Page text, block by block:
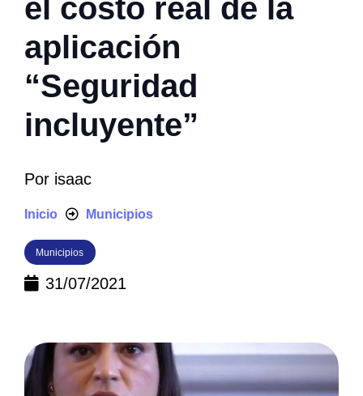
el costo real de la
aplicación
“Seguridad
incluyente”
Por isaac
Inicio Municipios
Municipios
31/07/2021